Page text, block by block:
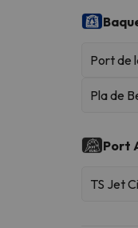
Port de
Pla de
Port
TS Jet